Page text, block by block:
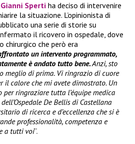
Gianni Sperti ha deciso di intervenire
la situazione. L’opinionista di
una serie di storie su
il ricovero in ospedale, dove
chirurgico che però era
un intervento programmato,
è andato tutto bene.Anzi, sto
meglio di prima. Vi ringrazio di cuore
il calore che mi avete dimostrato. Un
per ringraziare tutta l’équipe medica
De Bellis di Castellana
di ricerca e d’eccellenza che si è
professionalità, competenza e
a tutti voi“.